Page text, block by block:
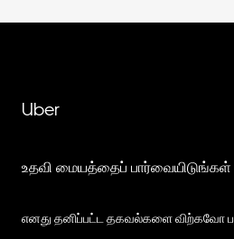
Uber
உதவி மையத்தைப் பார்வையிடுங்கள்
எனது தனிப்பட்ட தகவல்களை விற்கவோ